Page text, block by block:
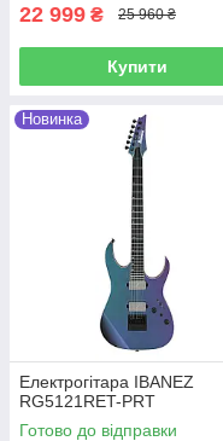
22 999 ₴ 25 960 ₴
Купити
Новинка
Електрогітара IBANEZ
RG5121RET-PRT
Готово до відправки